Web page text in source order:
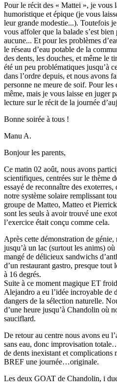
Pour le récit des « Mattei », je vous
humoristique et épique (je vous
leur grande modestie...). Toutefois
vous affoler que la balade s’est bien
aucune... Et pour les problèmes
le réseau d’eau potable de la
des dents, les douches, et même le
été un peu problématiques jusqu’à
dans l’ordre depuis, et nous avons
personne ne meure de soif. Pour
même, mais je vous laisse en juger
lecture sur le récit de la journée
Bonne soirée à tous !
Manu A.
Bonjour les parents,
Ce matin 02 août, nous avons
scientifiques, centrées sur le thème
essayé de reconnaître des
notre système solaire remplissant
groupe de Matteo, Matteo et
sont les seuls à avoir trouvé une
l’exercice était conçu comme cela.
Après cette démonstration de
jusqu’à un lac (surtout les anims)
mangé de délicieux sandwichs
d’un restaurant gastro, presque tout
à 16 degrés.
Suite à ce moment magique ET
Alejandro a eu l’idée incroyable de
dangers de la sélection naturelle.
d’une heure jusqu’à Chandolin où
sauciflard.
De retour au centre nous avons eu
sans eau, donc improvisation
de dents inexistant et complications
BREF une journée…originale.
Les deux GOAT de Chandolin, i